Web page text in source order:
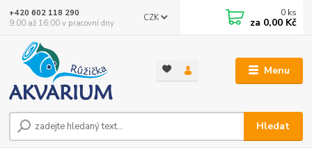
Menu
CZK
Hledat
+420 602 118 290
9:00 až 16:00 v pracovní dny
0 ks
za 0,00 Kč